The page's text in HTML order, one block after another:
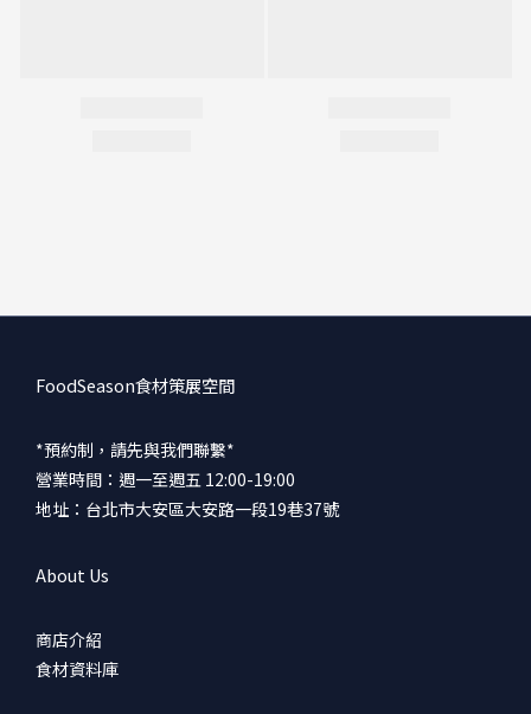
FoodSeason食材策展空間
*預約制，請先與我們聯繫*
營業時間：週一至週五 12:00-19:00
地址：台北市大安區大安路一段19巷37號
About Us
商店介紹
食材資料庫